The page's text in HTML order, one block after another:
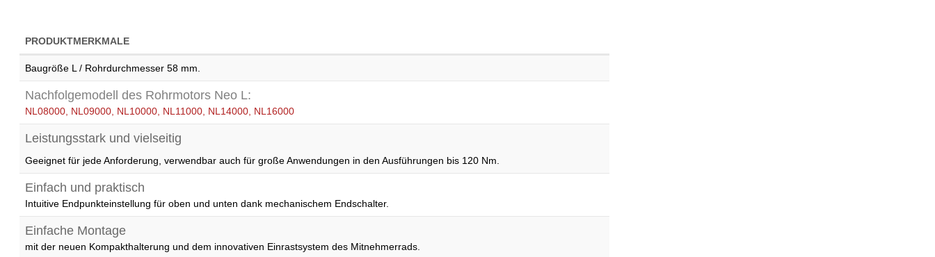
PRODUKTMERKMALE
Baugröße L / Rohrdurchmesser 58 mm.
Nachfolgemodell des Rohrmotors Neo L:
NL08000, NL09000, NL10000, NL11000, NL14000, NL16000
Leistungsstark und vielseitig
Geeignet für jede Anforderung, verwendbar auch für große Anwendungen in den Ausführungen bis 120 Nm.
Einfach und praktisch
Intuitive Endpunkteinstellung für oben und unten dank mechanischem Endschalter.
Einfache Montage
mit der neuen Kompakthalterung und dem innovativen Einrastsystem des Mitnehmerrads.